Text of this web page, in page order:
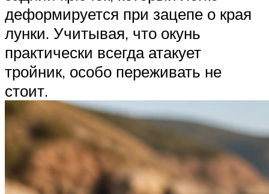
деформируется при зацепе о края
лунки. Учитывая, что окунь
практически всегда атакует
тройник, особо переживать не
стоит.